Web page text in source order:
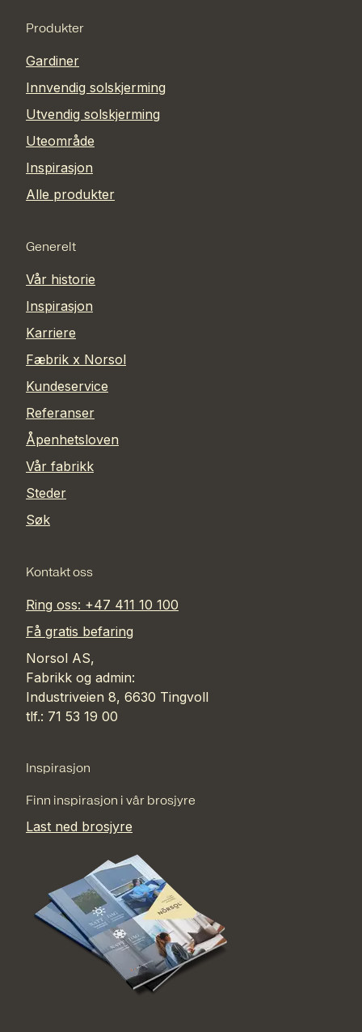
Produkter
Gardiner
Innvendig solskjerming
Utvendig solskjerming
Uteområde
Inspirasjon
Alle produkter
Generelt
Vår historie
Inspirasjon
Karriere
Fæbrik x Norsol
Kundeservice
Referanser
Åpenhetsloven
Vår fabrikk
Steder
Søk
Kontakt oss
Ring oss: +47 411 10 100
Få gratis befaring
Norsol AS,
Fabrikk og admin:
Industriveien 8, 6630 Tingvoll
tlf.: 71 53 19 00
Inspirasjon
Finn inspirasjon i vår brosjyre
Last ned brosjyre